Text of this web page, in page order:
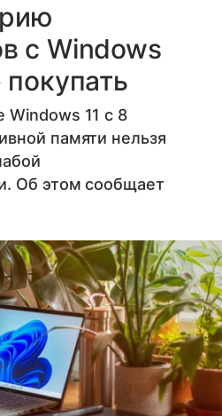
с Windows
Windows 11 c 8
памяти нельзя
Об этом сообщает